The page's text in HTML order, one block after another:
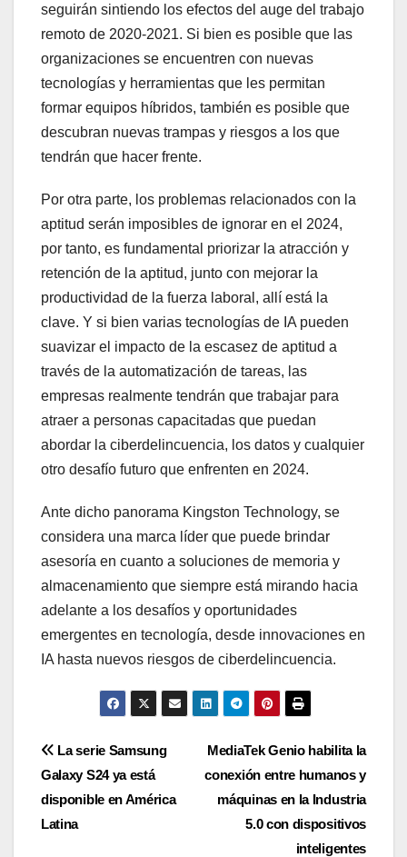
seguirán sintiendo los efectos del auge del trabajo
remoto de 2020-2021. Si bien es posible que las
organizaciones se encuentren con nuevas
tecnologías y herramientas que les permitan
formar equipos híbridos, también es posible que
descubran nuevas trampas y riesgos a los que
tendrán que hacer frente.
Por otra parte, los problemas relacionados con la
aptitud serán imposibles de ignorar en el 2024,
por tanto, es fundamental priorizar la atracción y
retención de la aptitud, junto con mejorar la
productividad de la fuerza laboral, allí está la
clave. Y si bien varias tecnologías de IA pueden
suavizar el impacto de la escasez de aptitud a
través de la automatización de tareas, las
empresas realmente tendrán que trabajar para
atraer a personas capacitadas que puedan
abordar la ciberdelincuencia, los datos y cualquier
otro desafío futuro que enfrenten en 2024.
Ante dicho panorama Kingston Technology, se
considera una marca líder que puede brindar
asesoría en cuanto a soluciones de memoria y
almacenamiento que siempre está mirando hacia
adelante a los desafíos y oportunidades
emergentes en tecnología, desde innovaciones en
IA hasta nuevos riesgos de ciberdelincuencia.
Navegación
de
entradas
MediaTek Genio habilita la
conexión entre humanos y
máquinas en la Industria
5.0 con dispositivos
inteligentes
La serie Samsung
Galaxy S24 ya está
disponible en América
Latina